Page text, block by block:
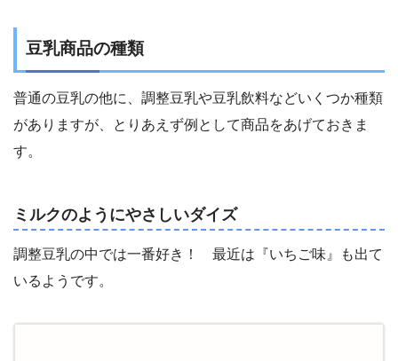
豆乳商品の種類
普通の豆乳の他に、調整豆乳や豆乳飲料などいくつか種類
がありますが、とりあえず例として商品をあげておきま
す。
ミルクのようにやさしいダイズ
調整豆乳の中では一番好き！ 最近は『いちご味』も出て
いるようです。